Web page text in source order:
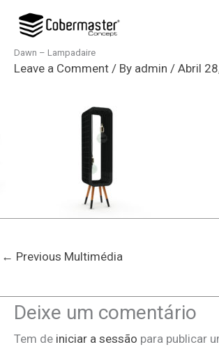
content
Dawn – Lampadaire
Leave a Comment / By admin / Abril
← Previous Multimédia
Deixe um comentário
Tem de iniciar a sessão para publicar